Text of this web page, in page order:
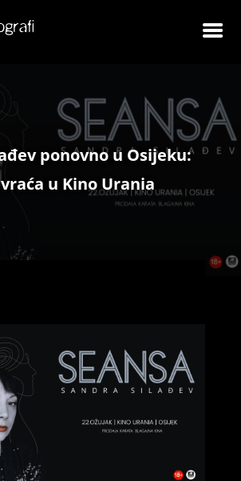
ponovno u Osijeku:
u Kino Urania